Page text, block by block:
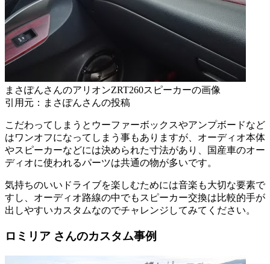
まさぽんさんのアリオンZRT260スピーカーの画像
引用元：まさぽんさんの投稿
こだわってしまうとウーファーボックスやアンプボードなど
はワンオフになってしまう事もありますが、オーディオ本体
やスピーカーなどには決められた寸法があり、国産車のオー
ディオに使われるパーツは共通の物が多いです。
気持ちのいいドライブを楽しむためには音楽も大切な要素で
すし、オーディオ路線の中でもスピーカー交換は比較的手が
出しやすいカスタムなのでチャレンジしてみてください。
ロミリア さんのカスタム事例